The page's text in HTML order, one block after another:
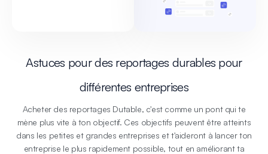
Astuces pour des reportages durables pour
différentes entreprises
Acheter des reportages Dutable, c'est comme un pont qui te
mène plus vite à ton objectif. Ces objectifs peuvent être atteints
dans les petites et grandes entreprises et t'aideront à lancer ton
entreprise le plus rapidement possible, tout en améliorant ta